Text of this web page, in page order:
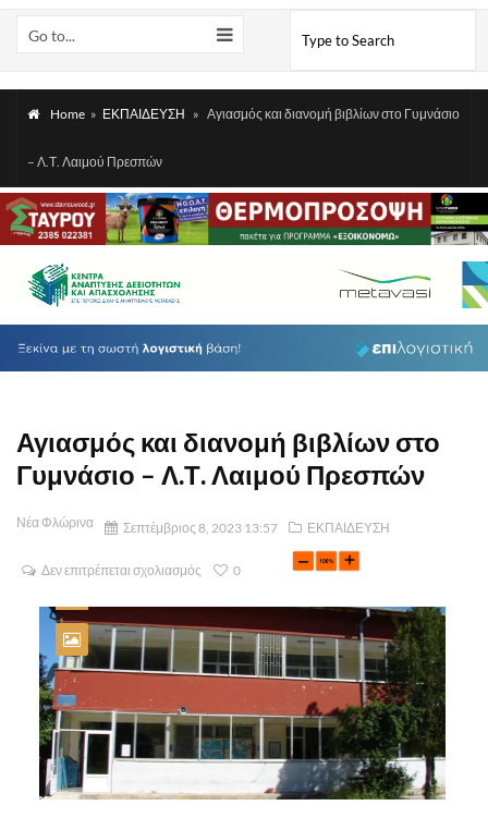
Go to...
Home » ΕΚΠΑΙΔΕΥΣΗ » Αγιασμός και διανομή βιβλίων στο Γυμνάσιο
– Λ.Τ. Λαιμού Πρεσπών
Αγιασμός και διανομή βιβλίων στο
Γυμνάσιο – Λ.Τ. Λαιμού Πρεσπών
Νέα Φλώρινα Σεπτέμβριος 8, 2023 13:57 ΕΚΠΑΙΔΕΥΣΗ
Δεν επιτρέπεται σχολιασμός 0